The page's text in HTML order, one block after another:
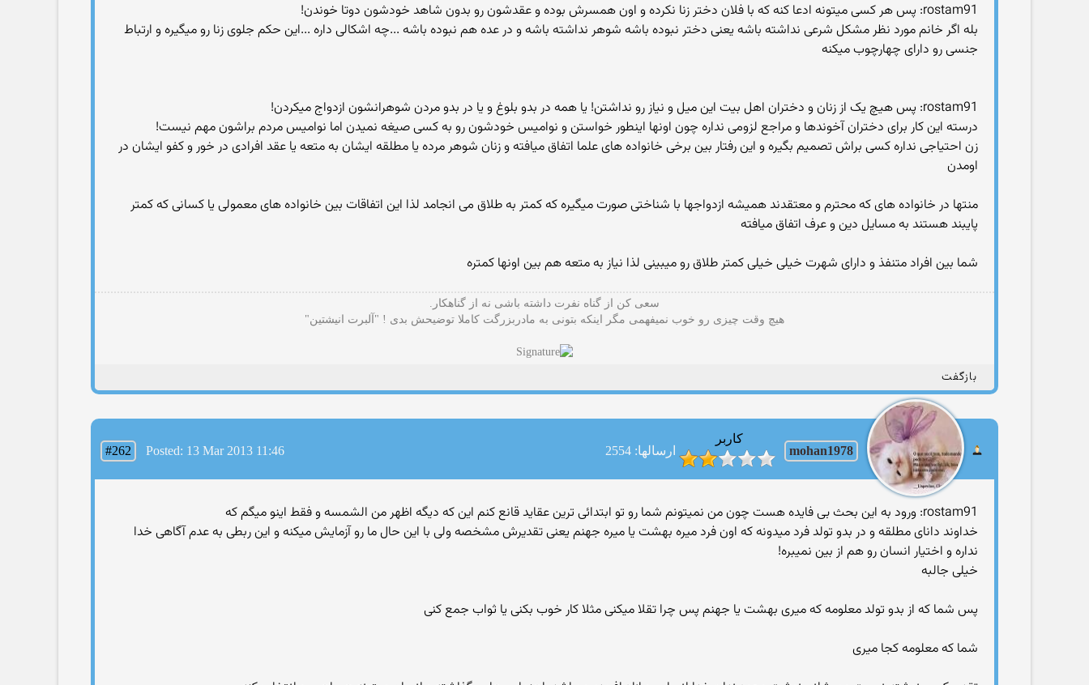
rostam91: پس هر کسی میتونه ادعا کنه که با فلان دختر زنا نکرده و اون همسرش بوده و عقدشون رو بدون شاهد خودشون دوتا خوندن!
بله اگر خانم مورد نظر مشکل شرعی نداشته باشه یعنی دختر نبوده باشه شوهر نداشته باشه و در عده هم نبوده باشه ...چه اشکالی داره ...این حکم جلوی زنا رو میگیره و ارتباط
جنسی رو دارای چهارچوب میکنه
rostam91: پس هیچ یک از زنان و دختران اهل بیت این میل و نیاز رو نداشتن! یا همه در بدو بلوغ و یا در بدو مردن شوهرانشون ازدواج میکردن!
درسته این کار برای دختران آخوندها و مراجع لزومی نداره چون اونها اینطور خواستن و نوامیس خودشون رو به کسی صیغه نمیدن اما نوامیس مردم براشون مهم نیست!
زن احتیاجی نداره کسی براش تصمیم بگیره و این رفتار بین برخی خانواده های علما اتفاق میافته و زنان شوهر مرده یا مطلقه ایشان به متعه یا عقد افرادی در خور و کفو ایشان در
اومدن
منتها در خانواده های که محترم و معتقدند همیشه ازدواجها با شناختی صورت میگیره که کمتر به طلاق می انجامد لذا این اتفاقات بین خانواده های معمولی یا کسانی که کمتر
پایبند هستند به مسایل دین و عرف اتفاق میافته
شما بین افراد متنفذ و دارای شهرت خیلی خیلی کمتر طلاق رو میبینی لذا نیاز به متعه هم بین اونها کمتره
سعی کن از گناه نفرت داشته باشی نه از گناهکار.
هیچ وقت چیزی رو خوب نمیفهمی مگر اینکه بتونی به مادربزرگت کاملا توضیحش بدی ! "آلبرت انیشتین"
بازگفت
mohan1978
کاربر
ارسالها: 2554
#262 Posted: 13 Mar 2013 11:46
rostam91: ورود به این بحث بی فایده هست چون من نمیتونم شما رو تو ابتدائی ترین عقاید قانع کنم این که دیگه اظهر من الشمسه و فقط اینو میگم که
خداوند دانای مطلقه و در بدو تولد فرد میدونه که اون فرد میره بهشت یا میره جهنم یعنی تقدیرش مشخصه ولی با این حال ما رو آزمایش میکنه و این ربطی به عدم آگاهی خدا
نداره و اختیار انسان رو هم از بین نمیبره!
خیلی جالبه
پس شما که از بدو تولد معلومه که میری بهشت یا جهنم پس چرا تقلا میکنی مثلا کار خوب بکنی یا ثواب جمع کنی
شما که معلومه کجا میری